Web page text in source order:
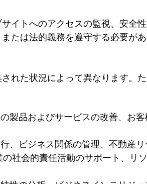
イトへのアクセスの監視、安全
たは法的義務を遵守する必要が
れた状況によって異なります。
製品およびサービスの改善、お
、ビジネス関係の管理、不動産
社会的責任活動のサポート、リ